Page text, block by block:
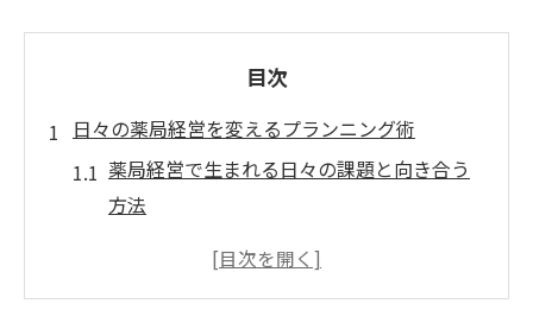
目次
日々の薬局経営を変えるプランニング術
薬局経営で生まれる日々の課題と向き合う
方法
デイリープランニング導入による薬局経営